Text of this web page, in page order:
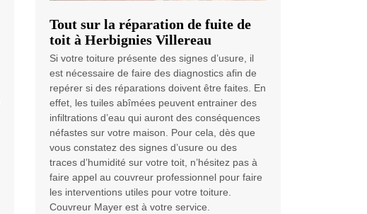
Tout sur la réparation de fuite de
toit à Herbignies Villereau
Si votre toiture présente des signes d’usure, il
est nécessaire de faire des diagnostics afin de
repérer si des réparations doivent être faites. En
effet, les tuiles abîmées peuvent entrainer des
infiltrations d’eau qui auront des conséquences
néfastes sur votre maison. Pour cela, dès que
vous constatez des signes d’usure ou des
traces d’humidité sur votre toit, n’hésitez pas à
faire appel au couvreur professionnel pour faire
les interventions utiles pour votre toiture.
Couvreur Mayer est à votre service.